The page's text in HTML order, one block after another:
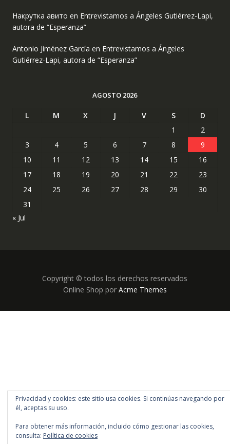
Накрутка авито en Entrevistamos a Ángeles Gutiérrez-Lapi,
autora de “Esperanza”
Antonio Jiménez García en Entrevistamos a Ángeles
Gutiérrez-Lapi, autora de “Esperanza”
AGOSTO 2026
L M X J V S
D
1
2
3
4 5 6 7 8
9
10
11 12 13 14 15
16
17
18 19 20 21 22
23
24
25 26 27 28 29
30
31
« Jul
Copyright © todos los derechos reservados
Online Shop por Acme Themes
Privacidad y cookies: este sitio usa cookies. Si continúas navegando por
él, aceptas su uso.
Para obtener más información, incluido cómo gestionar las cookies,
consulta: Política de cookies